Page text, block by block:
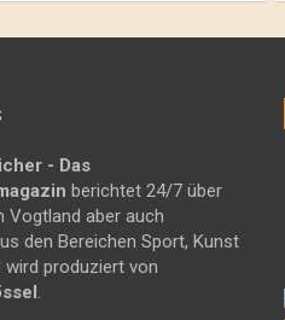
- Das
berichtet 24/7 über
Vogtland aber auch
den Bereichen Sport, Kunst
wird produziert von
.